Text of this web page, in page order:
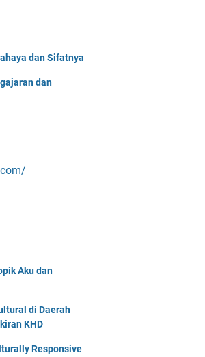
dan Sifatnya
dan
Aku dan
di Daerah
KHD
Responsive